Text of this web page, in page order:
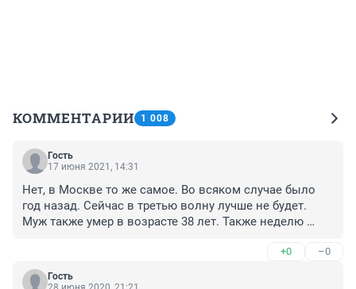
КОММЕНТАРИИ 1 008
Гость
17 июня 2021, 14:31
Нет, в Москве то же самое. Во всяком случае было
год назад. Сейчас в третью волну лучше не будет.
Муж также умер в возрасте 38 лет. Также неделю
классические выраженные симптомы. Ни теста, ни
анализов, ни кт. Когда задыхаться начал, положили.
+0 –0
Гость